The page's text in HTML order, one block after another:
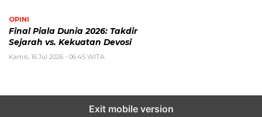
OPINI
Final Piala Dunia 2026: Takdir
Sejarah vs. Kekuatan Devosi
Kamis, 16 Jul 2026 - 06:45 WITA
Exit mobile version